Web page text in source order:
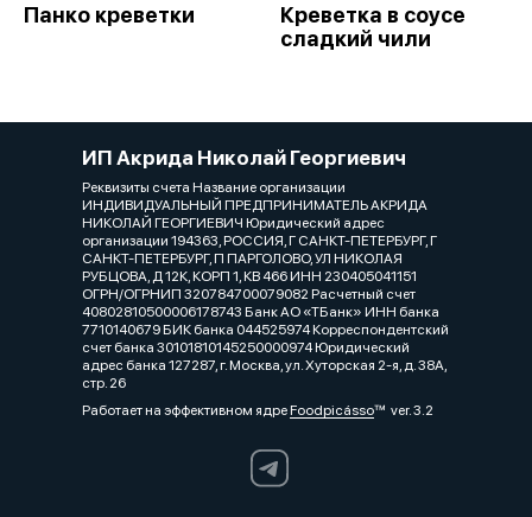
Панко креветки
Креветка в соусе
сладкий чили
ИП Акрида Николай Георгиевич
Реквизиты счета Название организации
ИНДИВИДУАЛЬНЫЙ ПРЕДПРИНИМАТЕЛЬ АКРИДА
НИКОЛАЙ ГЕОРГИЕВИЧ Юридический адрес
организации 194363, РОССИЯ, Г САНКТ-ПЕТЕРБУРГ, Г
САНКТ-ПЕТЕРБУРГ, П ПАРГОЛОВО, УЛ НИКОЛАЯ
РУБЦОВА, Д 12К, КОРП 1, КВ 466 ИНН 230405041151
ОГРН/ОГРНИП 320784700079082 Расчетный счет
40802810500006178743 Банк АО «ТБанк» ИНН банка
7710140679 БИК банка 044525974 Корреспондентский
счет банка 30101810145250000974 Юридический
адрес банка 127287, г. Москва, ул. Хуторская 2-я, д. 38А,
стр. 26
Работает на эффективном ядреFoodpicássover. 3.2